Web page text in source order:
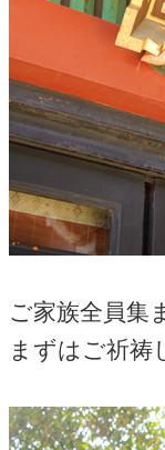
ご家族全員集
まずはご祈祷